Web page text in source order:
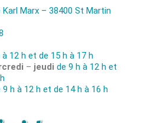
Karl Marx – 38400 St Martin
à 12 h et de 15 h à 17 h
– jeudi de 9 h à 12 h et
9 h à 12 h et de 14 h à 16 h